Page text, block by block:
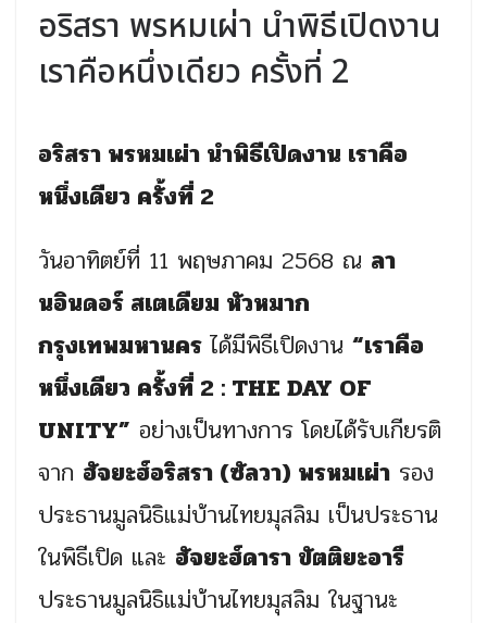
อริสรา พรหมเผ่า นำพิธีเปิดงาน
เราคือหนึ่งเดียว ครั้งที่ 2
อริสรา พรหมเผ่า นำพิธีเปิดงาน เราคือ
หนึ่งเดียว ครั้งที่ 2
วันอาทิตย์ที่ 11 พฤษภาคม 2568 ณ ลา
นอินดอร์ สเตเดียม หัวหมาก
กรุงเทพมหานคร ได้มีพิธีเปิดงาน “เราคือ
หนึ่งเดียว ครั้งที่ 2 : THE DAY OF
UNITY” อย่างเป็นทางการ โดยได้รับเกียรติ
จาก ฮัจยะฮ์อริสรา (ซัลวา) พรหมเผ่า รอง
ประธานมูลนิธิแม่บ้านไทยมุสลิม เป็นประธาน
ในพิธีเปิด และ ฮัจยะฮ์ดารา ขัตติยะอารี
ประธานมูลนิธิแม่บ้านไทยมุสลิม ในฐานะ